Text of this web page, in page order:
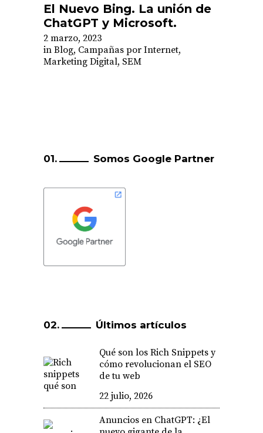
El Nuevo Bing. La unión de
ChatGPT y Microsoft.
2 marzo, 2023
in Blog, Campañas por Internet,
Marketing Digital, SEM
Somos Google Partner
Últimos artículos
Qué son los Rich Snippets y
cómo revolucionan el SEO
de tu web
22 julio, 2026
Anuncios en ChatGPT: ¿El